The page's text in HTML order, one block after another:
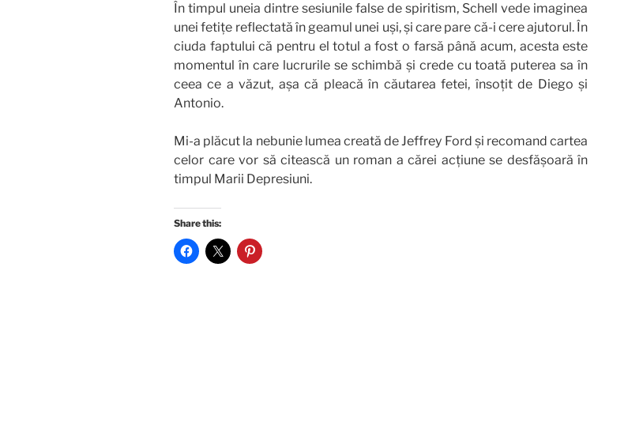
În timpul uneia dintre sesiunile false de spiritism, Schell vede imaginea
unei fetițe reflectată în geamul unei uși, și care pare că-i cere ajutorul. În
ciuda faptului că pentru el totul a fost o farsă până acum, acesta este
momentul în care lucrurile se schimbă și crede cu toată puterea sa în
ceea ce a văzut, așa că pleacă în căutarea fetei, însoțit de Diego și
Antonio.
Mi-a plăcut la nebunie lumea creată de Jeffrey Ford și recomand cartea
celor care vor să citească un roman a cărei acțiune se desfășoară în
timpul Marii Depresiuni.
Share this: